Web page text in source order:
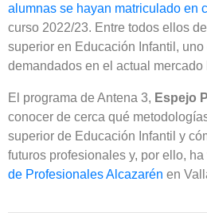
alumnas se hayan matriculado en
curso 2022/23. Entre todos ellos
superior en Educación Infantil,
demandados en el actual mercado
El programa de Antena 3, Espejo
conocer de cerca qué
superior de Educación Infantil y
futuros profesionales y, por ello,
de Profesionales Alcazarén en